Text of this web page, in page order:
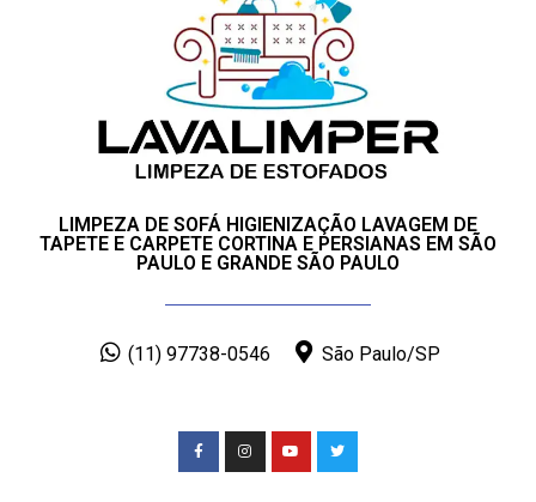
LIMPEZA DE SOFÁ HIGIENIZAÇÃO LAVAGEM DE
TAPETE E CARPETE CORTINA E PERSIANAS EM SÃO
PAULO E GRANDE SÃO PAULO
(11) 97738-0546 São Paulo/SP